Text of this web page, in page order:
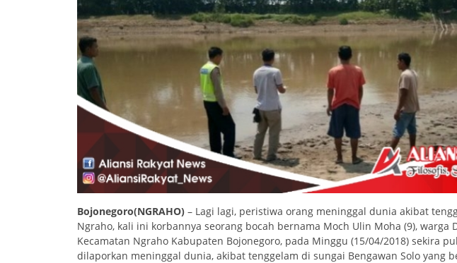
Bojonegoro(NGRAHO) – Lagi lagi, peristiwa orang meninggal dunia akibat
Ngraho, kali ini korbannya seorang bocah bernama Moch Ulin Moha (9), warga
Kecamatan Ngraho Kabupaten Bojonegoro, pada Minggu (15/04/2018) sekira
dilaporkan meninggal dunia, akibat tenggelam di sungai Bengawan Solo yang